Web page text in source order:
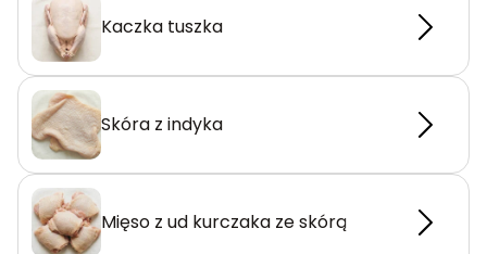
Kaczka tuszka
Skóra z indyka
Mięso z ud kurczaka ze skórą